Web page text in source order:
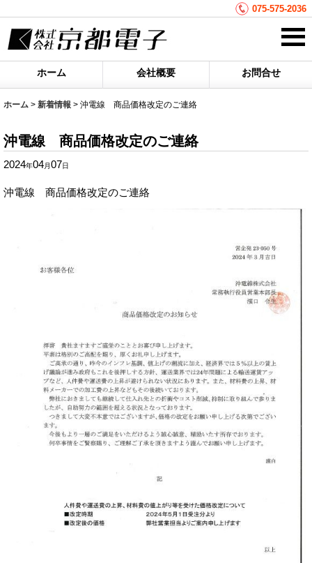
075-575-2036
ホーム 会社概要 お問合せ
ホーム > 新着情報 > 沖電線 商品価格改定のご連絡
沖電線 商品価格改定のご連絡
2024年04月07日
沖電線 商品価格改定のご連絡